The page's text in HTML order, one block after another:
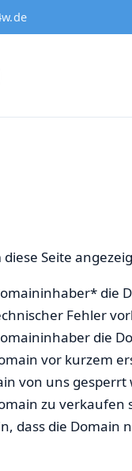
Seite
die
Fehler
die
vor kurzem
von uns gesperrt
zu verkaufen
dass die